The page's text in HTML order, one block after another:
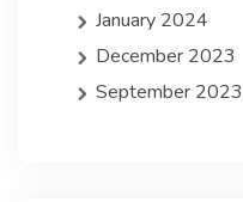
January 2024
December 2023
September 2023